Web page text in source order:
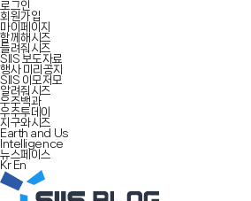
로그인
회원가입
마이페이지
함께해시즈
들려줘시즈
SIIS 보도자료
행사 미리공지
SIIS 이모저모
알려줘시즈
우주백과
우주투데이
지구와시즈
Earth and Us
Intelligence
뉴스페이스
Kr En